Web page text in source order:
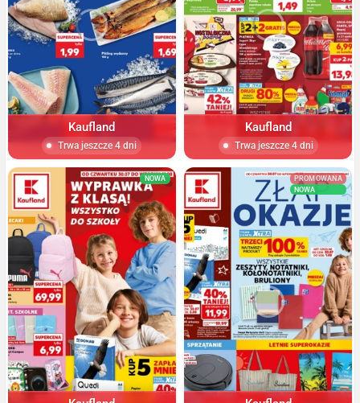
Kaufland
Trwa jeszcze 4 dni
Kaufland
Trwa jeszcze 4 dni
NOWA
PROMOWANA
NOWA